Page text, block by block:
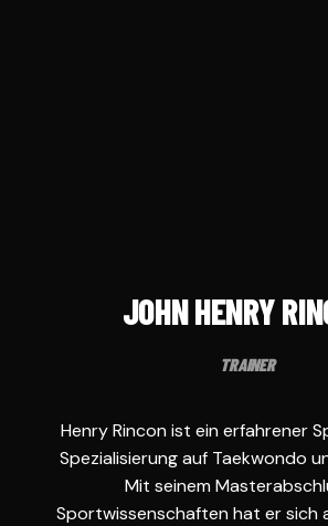
JOHN HENRY
TRAINER
Henry Rincon ist ein erfahrener
Spezialisierung auf Taekwondo
Mit seinem
Sportwissenschaften hat er sich